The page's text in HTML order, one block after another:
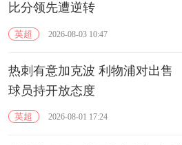
比分领先遭逆转
英超 2026-08-03 10:47
热刺有意加克波 利物浦对出售
球员持开放态度
英超 2026-08-01 17:24